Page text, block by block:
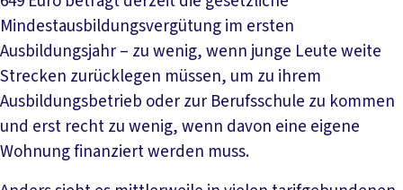
Mindestausbildungsvergütung im ersten
Ausbildungsjahr – zu wenig, wenn junge Leute weite
Strecken zurücklegen müssen, um zu ihrem
Ausbildungsbetrieb oder zur Berufsschule zu kommen
und erst recht zu wenig, wenn davon eine eigene
Wohnung finanziert werden muss.